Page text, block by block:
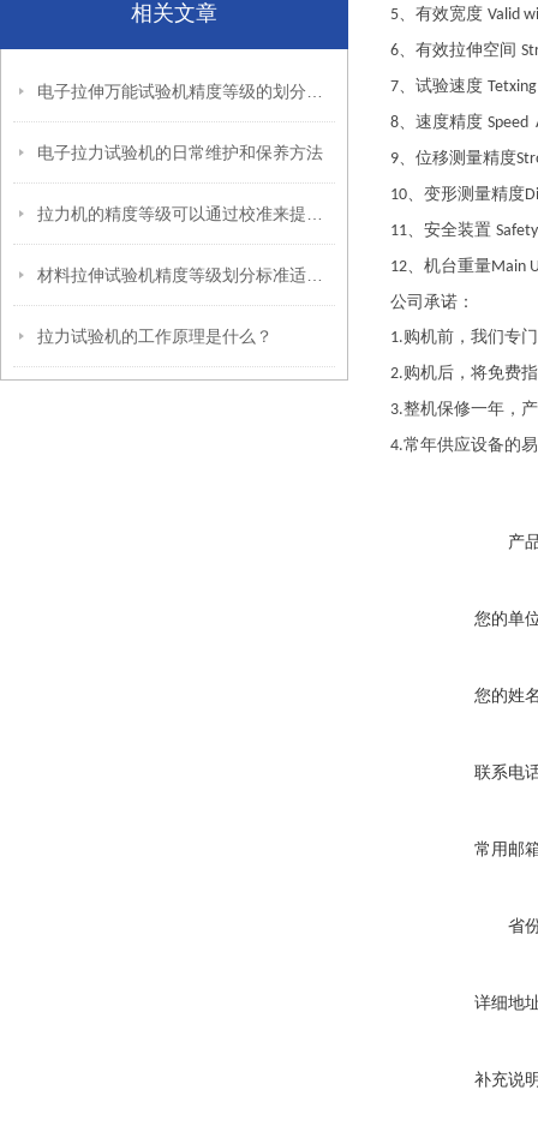
相关文章
电子拉力试验机的日常维护和保养方法
拉力试验机的工作原理是什么？
5、有效宽度 Valid
6、有效拉伸空间
7、试验速度
8、速度精度 Speed
9、位移测量精度
10、变形测量精度
11、安全装置
12、机台重量Main
公司承诺：
1.购机前，我们专
2.购机后，将免费
3.整机保修一年，
4.常年供应设备的
产
您的单
您的姓
联系电
常用邮
省
详细地
补充说